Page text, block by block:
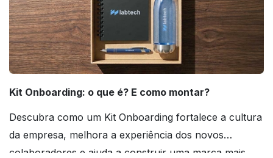
Kit Onboarding: o que é? E como montar?
Descubra como um Kit Onboarding fortalece a cultura
da empresa, melhora a experiência dos novos
colaboradores e ajuda a construir uma marca mais